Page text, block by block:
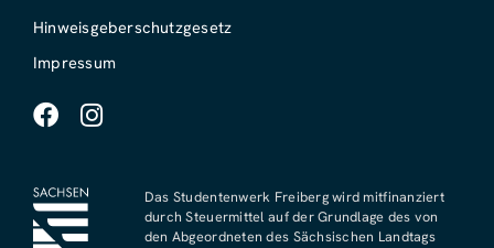
Hinweisgeberschutzgesetz
Impressum
Das Studentenwerk Freiberg wird mitfinanziert
durch Steuermittel auf der Grundlage des von
den Abgeordneten des Sächsischen Landtags